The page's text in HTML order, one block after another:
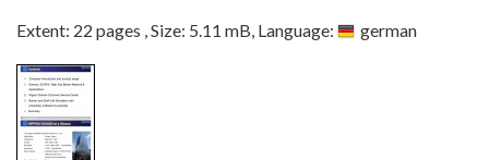
Extent: 22 pages , Size: 5.11 mB, Language:
german